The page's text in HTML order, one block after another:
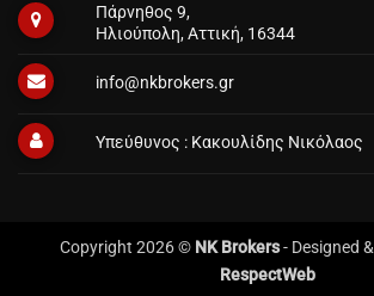
Πάρνηθος 9,
Ηλιούπολη, Αττική, 16344
info@nkbrokers.gr
Υπεύθυνος : Κακουλίδης Νικόλαος
Copyright 2026 © NK Brokers- Designed
RespectWeb